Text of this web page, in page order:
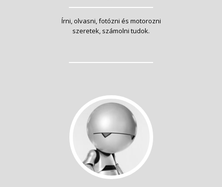
Írni, olvasni, fotózni és motorozni
szeretek, számolni tudok.